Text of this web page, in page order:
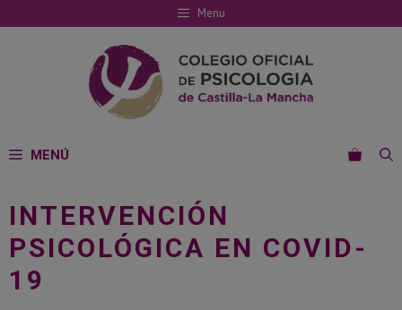
al
Menu
MENÚ
INTERVENCIÓN
PSICOLÓGICA EN COVID-
19